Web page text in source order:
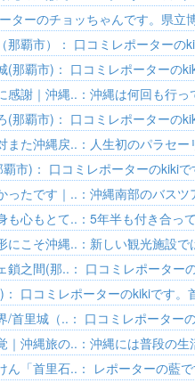
ターのチョッちゃんです。県立
那覇市）： 口コミレポーターの
(那覇市)： 口コミレポーターの
感謝｜沖縄..：沖縄は何回も行っ
(那覇市)： 口コミレポーターの
また沖縄戻..：人生初のパラセー
市)： 口コミレポーターのkiki
ったです｜..：沖縄南部のバスツ
も心もとて..：5年半も付き合っ
にこそ沖縄..：新しい観光施設で
鎖之間(那..： 口コミレポーター
口コミレポーターのkikiです。
/首里城（..： 口コミレポーター
｜沖縄旅の..：沖縄には普段の生
ん「首里石..： レポーターの藍